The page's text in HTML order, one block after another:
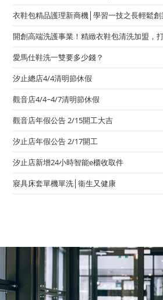
衣鞋包精品護理新商機│學習一技之長輕鬆
開創高端洗護事業！精緻衣鞋包清洗加盟，
愛馬仕鞋洗一雙要多少錢？
汐止總店4/4清明節休假
觀音店4/4~4/7清明節休假
觀音店年假公告 2/15開工大吉
汐止店年假公告 2/17開工
汐止店新增24小時智能e櫃收取件
寢具床套單機單洗│衞生又健康